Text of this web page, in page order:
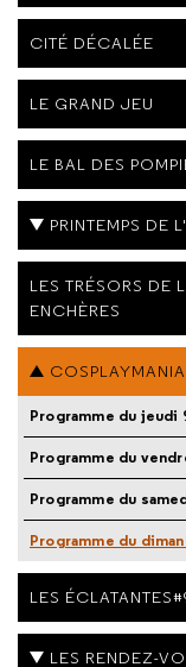
CITÉ DÉCALÉE
LE GRAND JEU
LE BAL DES
PRINTEMPS DE
LES TRÉSORS DE
ENCHÈRES
COSPLAYMANIA
Programme du jeudi
Programme du
Programme du
Programme du
LES
LES RENDEZ-